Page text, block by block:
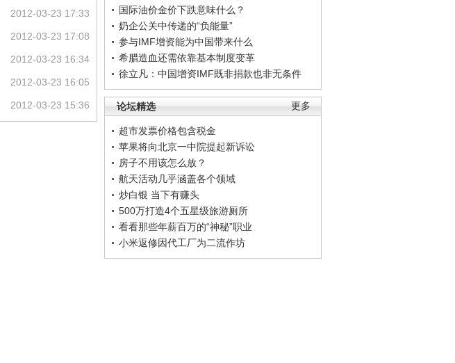
国际油价金价下跌意味什么？
奶企公关中传递的“负能量”
参与IMF增资能为中国带来什么
希腊造血还需依靠基本制度变革
徐立凡：中国增资IMF既非捐款也非无条件
更多
论坛精选
超市发票价格包含税金
苹果将向北京一中院提起新诉讼
房子不用该怎么放？
航天活动几乎涵盖各个领域
炒白银 当下有赚头
500万打造4个五星级旅游厕所
看看那些年薪百万的“神秘”职业
小米返修因代工厂为二流作坊
2012-03-23 17:33
2012-03-23 17:08
2012-03-23 16:34
2012-03-23 16:05
2012-03-23 15:36